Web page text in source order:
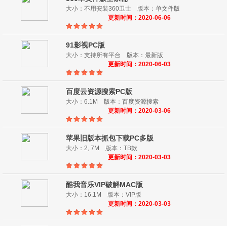
大小：不用安装360卫士 版本：单文件版
更新时间：2020-06-06
91影视PC版
大小：支持所有平台 版本：最新版
更新时间：2020-06-03
百度云资源搜索PC版
大小：6.1M 版本：百度资源搜索
更新时间：2020-03-06
苹果旧版本抓包下载PC多版
大小：2,.7M 版本：TB款
更新时间：2020-03-03
酷我音乐VIP破解MAC版
大小：16.1M 版本：VIP版
更新时间：2020-03-03